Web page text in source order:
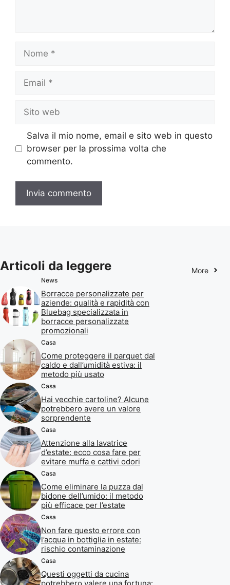
Nome
Email
Sito
web
Salva il mio nome, email e sito web in questo
browser per la prossima volta che
commento.
Articoli da leggere More
News
Borracce personalizzate per
aziende: qualità e rapidità con
Bluebag specializzata in
borracce personalizzate
promozionali
Casa
Come proteggere il parquet dal
caldo e dall’umidità estiva: il
metodo più usato
Casa
Hai vecchie cartoline? Alcune
potrebbero avere un valore
sorprendente
Casa
Attenzione alla lavatrice
d’estate: ecco cosa fare per
evitare muffa e cattivi odori
Casa
Come eliminare la puzza dal
bidone dell’umido: il metodo
più efficace per l’estate
Casa
Non fare questo errore con
l’acqua in bottiglia in estate:
rischio contaminazione
Casa
Questi oggetti da cucina